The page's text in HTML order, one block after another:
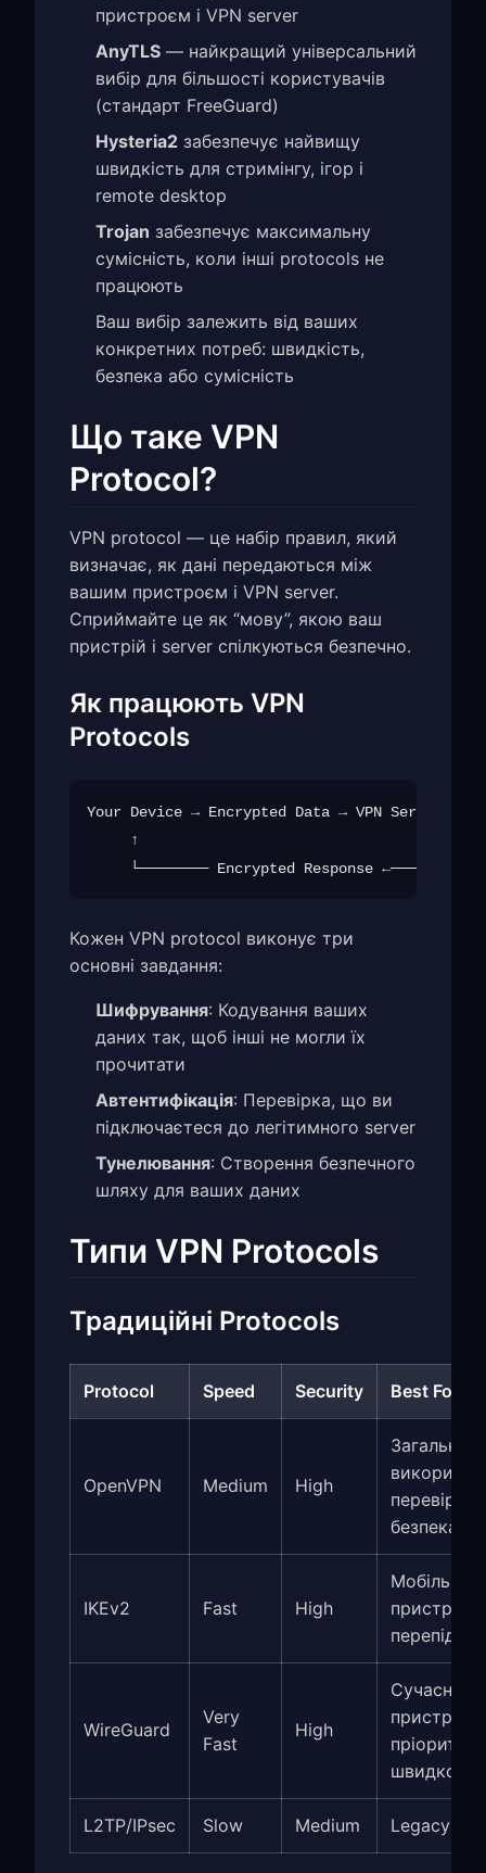
пристроєм і VPN server
AnyTLS — найкращий універсальний
вибір для більшості користувачів
(стандарт FreeGuard)
Hysteria2 забезпечує найвищу
швидкість для стримінгу, ігор і
remote desktop
Trojan забезпечує максимальну
сумісність, коли інші protocols не
працюють
Ваш вибір залежить від ваших
конкретних потреб: швидкість,
безпека або сумісність
Що таке VPN
Protocol?
VPN protocol — це набір правил, який
визначає, як дані передаються між
вашим пристроєм і VPN server.
Сприймайте це як “мову”, якою ваш
пристрій і server спілкуються безпечно.
Як працюють VPN
Protocols
Your Device → Encrypted Data → VPN Server →
↑
Кожен VPN protocol виконує три
основні завдання:
Шифрування: Кодування ваших
даних так, щоб інші не могли їх
прочитати
Автентифікація: Перевірка, що ви
підключаєтеся до легітимного server
Тунелювання: Створення безпечного
шляху для ваших даних
Типи VPN Protocols
Традиційні Protocols
Protocol Speed Security Best For
OpenVPN Medium High
Загальне
перевірена
безпека
IKEv2 Fast High
Мобільні
пристрої,
WireGuard
Very
Fast
High
Сучасні
пристрої,
пріоритет
швидкості
L2TP/IPsec Slow Medium Legacy